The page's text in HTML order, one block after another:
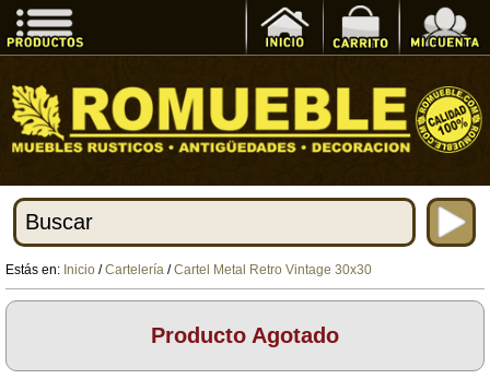
Estás en: Inicio /Cartelería /Cartel Metal Retro Vintage 30x30
Producto Agotado